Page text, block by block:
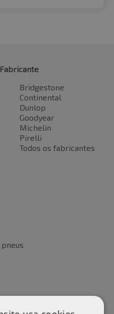
Fabricante
Bridgestone
Continental
Dunlop
Goodyear
Michelin
Pirelli
Todos os fabricantes